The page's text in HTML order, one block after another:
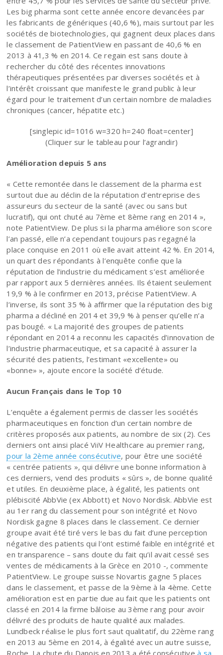
Les big pharma sont cette année encore devancées par
les fabricants de génériques (40,6 %), mais surtout par les
sociétés de biotechnologies, qui gagnent deux places dans
le classement de PatientView en passant de 40,6 % en
2013 à 41,3 % en 2014. Ce regain est sans doute à
rechercher du côté des récentes innovations
thérapeutiques présentées par diverses sociétés et à
l’intérêt croissant que manifeste le grand public à leur
égard pour le traitement d’un certain nombre de maladies
chroniques (cancer, hépatite etc.)
[singlepic id=1016 w=320 h=240 float=center]
(Cliquer sur le tableau pour l’agrandir)
Amélioration depuis 5 ans
« Cette remontée dans le classement de la pharma est
surtout due au déclin de la réputation d’entreprise des
assureurs du secteur de la santé (avec ou sans but
lucratif), qui ont chuté au 7ème et 8ème rang en 2014 »,
note PatientView. De plus si la pharma améliore son score
l’an passé, elle n’a cependant toujours pas regagné la
place conquise en 2011 où elle avait atteint 42 %. En 2014,
un quart des répondants à l’enquête confie que la
réputation de l’industrie du médicament s’est améliorée
par rapport aux 5 dernières années. Ils étaient seulement
19,9 % à le confirmer en 2013, précise PatientView. A
l’inverse, ils sont 35 % à affirmer que la réputation des big
pharma a décliné en 2014 et 39,9 % à penser qu’elle n’a
pas bougé. « La majorité des groupes de patients
répondant en 2014 a reconnu les capacités d’innovation de
l’industrie pharmaceutique, et sa capacité à assurer la
sécurité des patients, l’estimant «excellente» ou
«bonne» », ajoute encore la société d’étude.
Aucun Français dans le Top 10
L’enquête a également permis de classer les sociétés
pharmaceutiques en fonction d’un certain nombre de
critères proposés aux patients, au nombre de six (2). Ces
derniers ont ainsi placé ViiV Healthcare au premier rang,
pour la 2ème année consécutive, pour être une société
« centrée patients », qui délivre une bonne information à
ces derniers, vend des produits « sûrs », de bonne qualité
et utiles. En deuxième place, à égalité, les patients ont
plébiscité AbbVie (ex Abbott) et Novo Nordisk. AbbVie est
au 1er rang du classement pour son intégrité et Novo
Nordisk gagne 8 places dans le classement. Ce dernier
groupe avait été tiré vers le bas du fait d’une perception
négative des patients qui l’ont estimé faible en intégrité et
en transparence – sans doute du fait qu’il avait cessé ses
ventes de médicaments à la Grèce en 2010 -, commente
PatientView. Le groupe suisse Novartis gagne 5 places
dans le classement, et passe de la 9ème à la 4ème. Cette
amélioration est en partie due au fait que les patients ont
classé en 2014 la firme bâloise au 3ème rang pour avoir
délivré des produits de haute qualité aux malades.
Lundbeck réalise le plus fort saut qualitatif, du 22ème rang
en 2013 au 5ème en 2014, à égalité avec un autre suisse,
Roche. La chute du Danois en 2013 a été consécutive à sa